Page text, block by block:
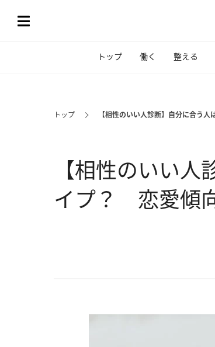
トップ 働く 整える
トップ 【相性のいい人診断】自分に合う
【相性のいい
イプ？ 恋愛傾